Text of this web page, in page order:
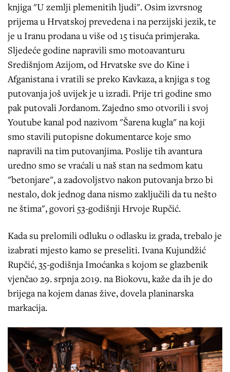
knjiga "U zemlji plemenitih ljudi". Osim izvrsnog
prijema u Hrvatskoj prevedena i na perzijski jezik, te
je u Iranu prodana u više od 15 tisuća primjeraka.
Sljedeće godine napravili smo motoavanturu
Središnjom Azijom, od Hrvatske sve do Kine i
Afganistana i vratili se preko Kavkaza, a knjiga s tog
putovanja još uvijek je u izradi. Prije tri godine smo
pak putovali Jordanom. Zajedno smo otvorili i svoj
Youtube kanal pod nazivom "Šarena kugla" na koji
smo stavili putopisne dokumentarce koje smo
napravili na tim putovanjima. Poslije tih avantura
uredno smo se vraćali u naš stan na sedmom katu
"betonjare", a zadovoljstvo nakon putovanja brzo bi
nestalo, dok jednog dana nismo zaključili da tu nešto
ne štima", govori 53-godišnji Hrvoje Rupčić.
Kada su prelomili odluku o odlasku iz grada, trebalo je
izabrati mjesto kamo se preseliti. Ivana Kujundžić
Rupčić, 35-godišnja Imoćanka s kojom se glazbenik
vjenčao 29. srpnja 2019. na Biokovu, kaže da ih je do
brijega na kojem danas žive, dovela planinarska
markacija.